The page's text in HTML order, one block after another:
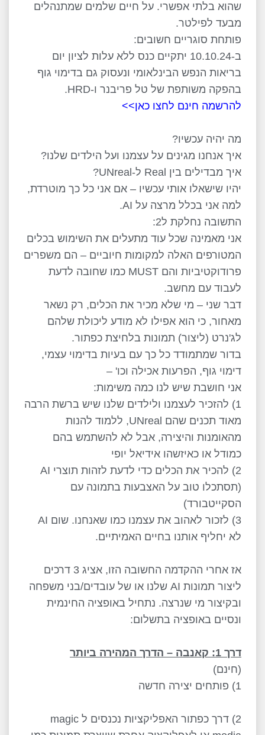
שהוא בלתי אפשרי. על חיים שלמים שמתנהלים
מבעד לפילטר.
פותחת סוגריים חשובים:
ב-10.10.24 יתקיים כנס ללא עלות לציון יום
בריאות הנפש הבינלאומי ונעסוק גם בדימוי גוף
בהפקה משותפת של טל פריבנר ו-HRD.
להרשמה חינם לחצו כאן>>
מה יהיה עכשיו?
איך אנחנו מגינים על עצמנו ועל הילדים שלנו?
איך מבדילים בין Real ל-UNreal?
יהיו שישאלו אותי עכשיו – אם אני כל כך מוטרדת,
למה אני בכלל מרצה על AI.
התשובה נחלקת ל2:
אני מאמינה שכל עוד מתעלים את השימוש בכלים
המטורפים האלה למקומות חיוביים – הם משפרים
פרודוקטיביות והם MUST כמו שחובה לדעת
לעבוד עם מחשב.
דבר שני – מי שלא מכיר את הכלים, רק נשאר
מאחור, כי הוא אפילו לא מודע ליכולת שלהם
לג'נרט (ליצור) תמונות בלחיצת כפתור.
בדור שמתמודד כל כך עם בעיות בדימוי עצמי,
דימוי גוף, הפרעות אכילה וכו' –
אני חושבת שיש לנו כמה משימות:
1) להזכיר לעצמנו ולילדים שלנו שיש ברשת הרבה
מאוד תכנים שהם UNreal, ללמוד להנות
מהאומנות והיצירה, אבל לא להשתמש בהם
כמודל או כאיזשהו אידיאל יופי
2) להכיר את הכלים כדי לדעת לזהות תוצרי AI
(תסתכלו טוב על האצבעות בתמונה עם
הסקייטבורד)
3) לזכור לאהוב את עצמנו כמו שאנחנו. שום AI
לא יחליף אותנו בחיים האמיתיים.
אז אחרי ההקדמה החשובה הזו, אציג 3 דרכים
ליצור תמונות AI שלנו או של עובדים/בני משפחה
ובקיצור מי שנרצה. נתחיל באופציה החינמית
ונסיים באופציה בתשלום:
דרך 1: קאנבה – הדרך המהירה ביותר
(חינם)
1) פותחים יצירה חדשה
2) דרך כפתור האפליקציות נכנסים ל magic